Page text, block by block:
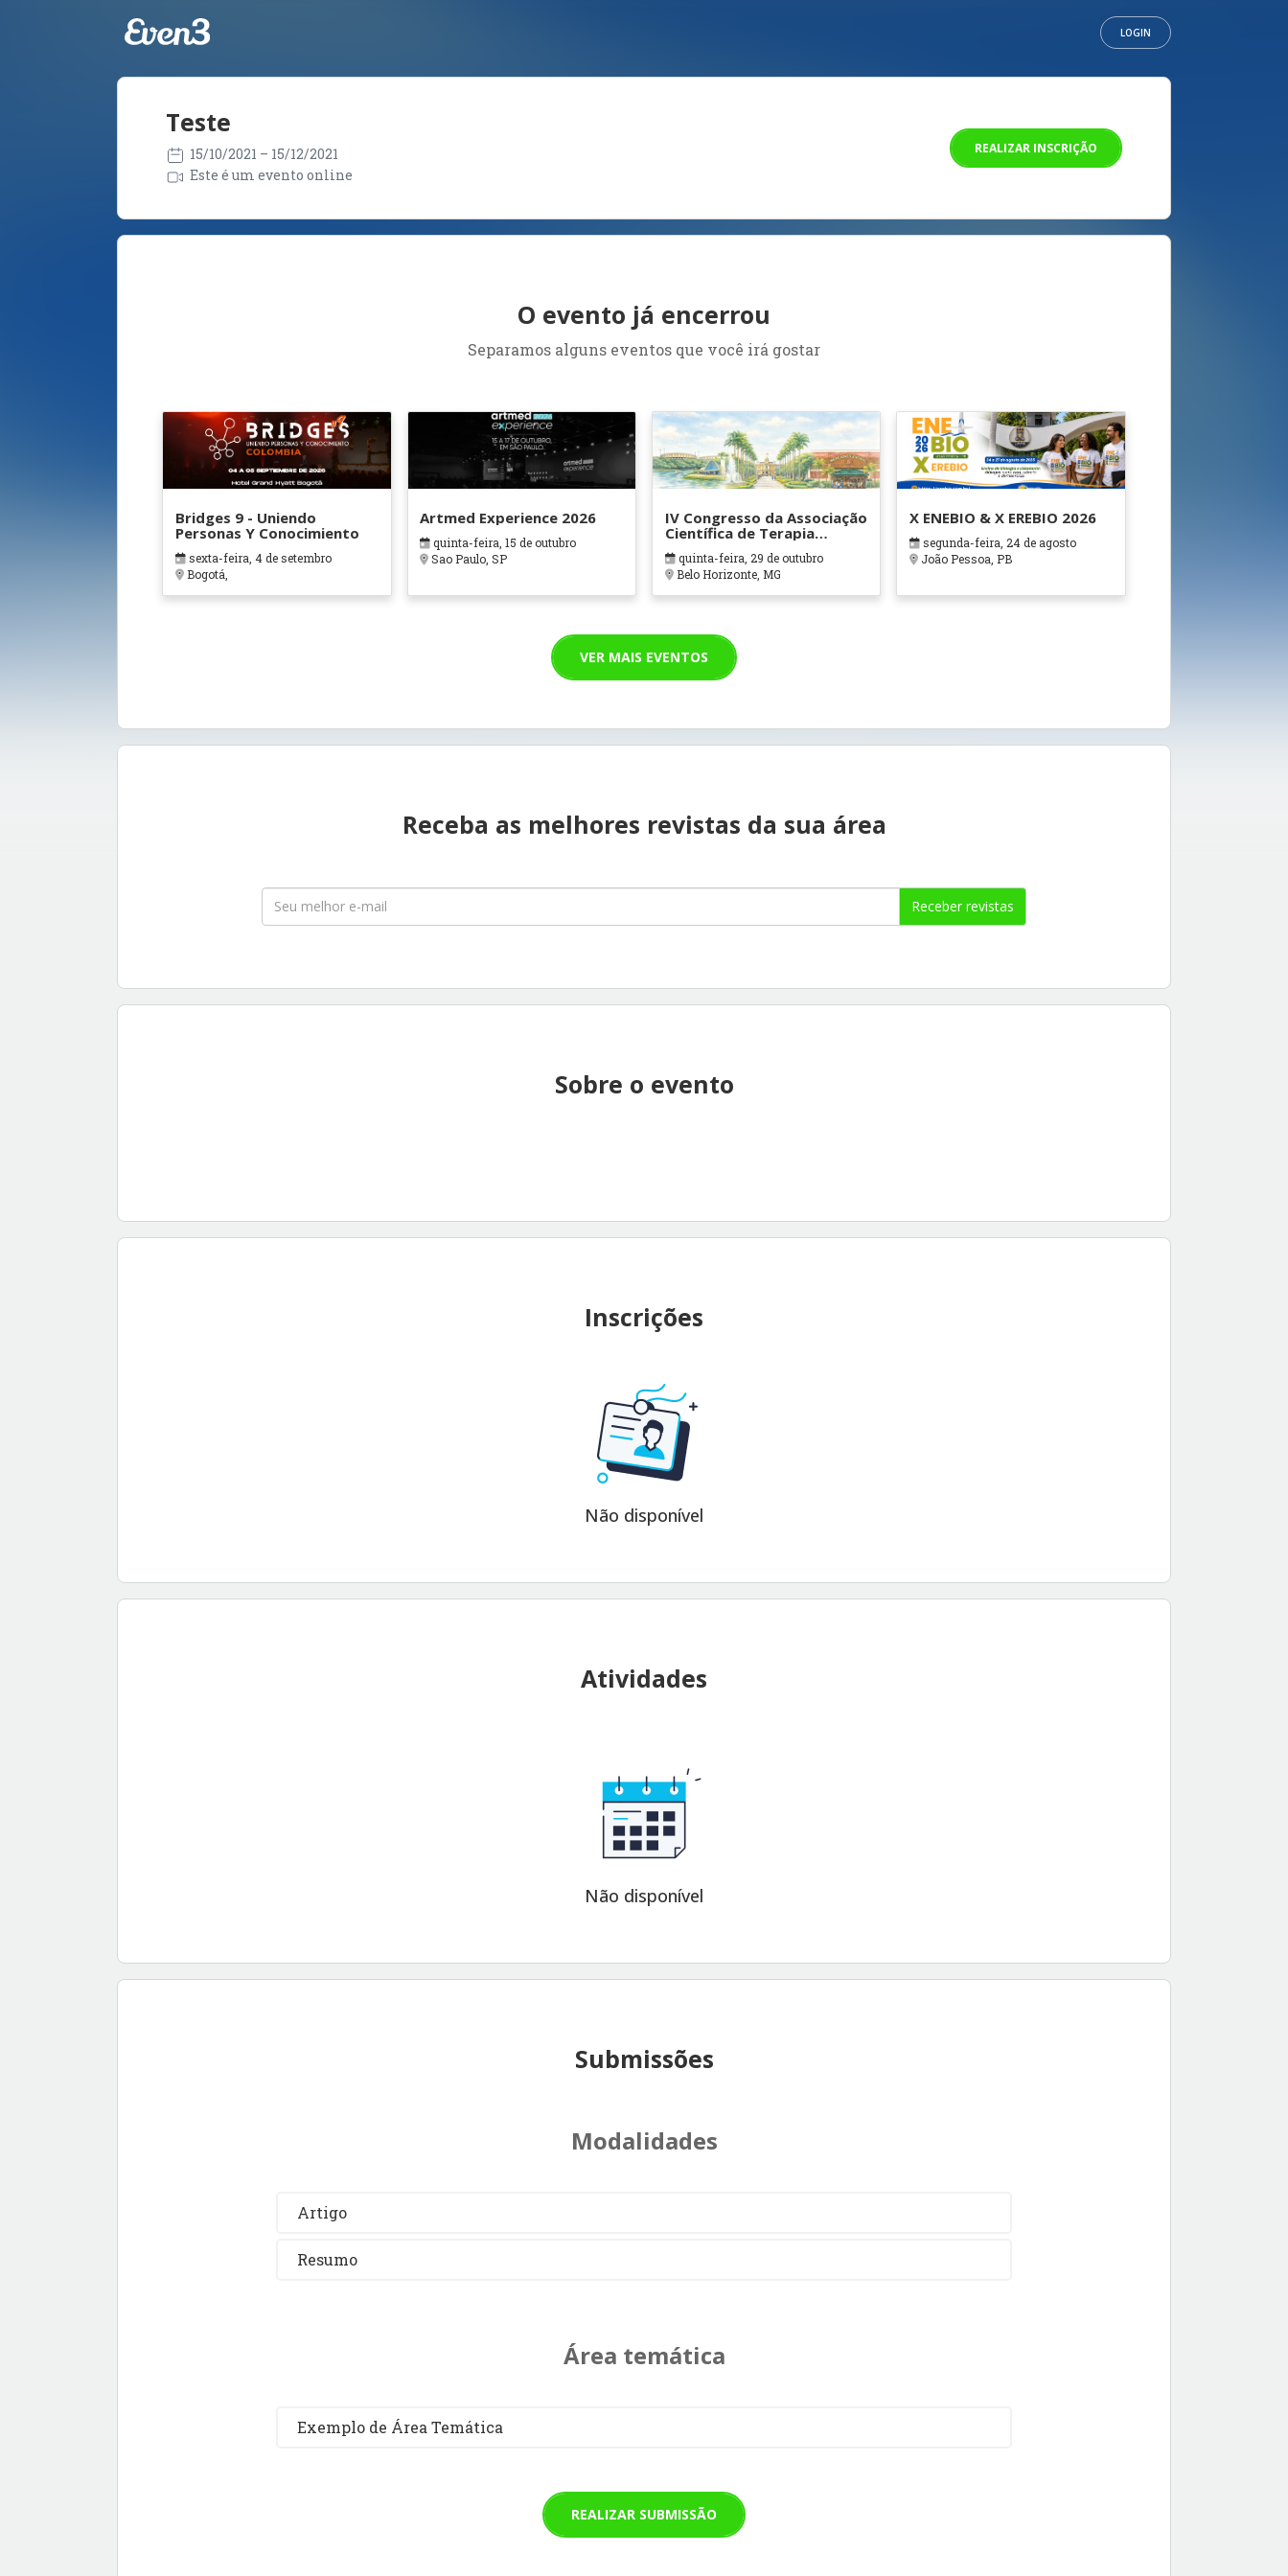
LOGIN
Teste
15/10/2021 – 15/12/2021
Este é um evento online
REALIZAR INSCRIÇÃO
O evento já encerrou
Separamos alguns eventos que você irá gostar
Bridges 9 - Uniendo
Personas Y Conocimiento
sexta-feira, 4 de setembro
Bogotá,
Artmed Experience 2026
quinta-feira, 15 de outubro
Sao Paulo, SP
IV Congresso da Associação
Científica de Terapia
Ocupacional em Contextos
Hospitalares e Cuidados
Paliativos - ATOHOSP
quinta-feira, 29 de outubro
Belo Horizonte, MG
X ENEBIO & X EREBIO 2026
segunda-feira, 24 de agosto
João Pessoa, PB
VER MAIS EVENTOS
Receba as melhores revistas da sua área
Receber revistas
Sobre o evento
Inscrições
Não disponível
Atividades
Não disponível
Submissões
Modalidades
Artigo
Resumo
Área temática
Exemplo de Área Temática
REALIZAR SUBMISSÃO